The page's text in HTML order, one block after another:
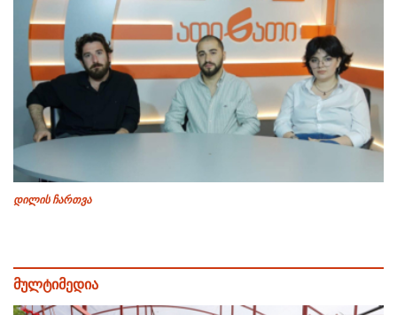
დილის ჩართვა
მულტიმედია